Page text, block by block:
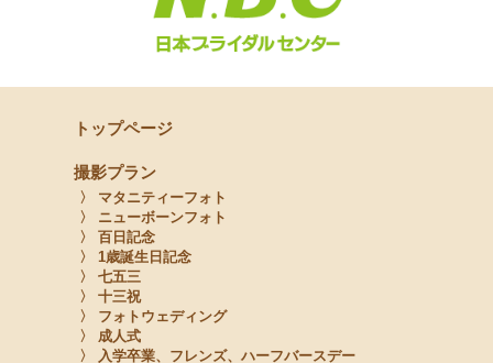
トップページ
撮影プラン
〉 マタニティーフォト
〉 ニューボーンフォト
〉 百日記念
〉 1歳誕生日記念
〉 七五三
〉 十三祝
〉 フォトウェディング
〉 成人式
〉 入学卒業、フレンズ、ハーフバースデー